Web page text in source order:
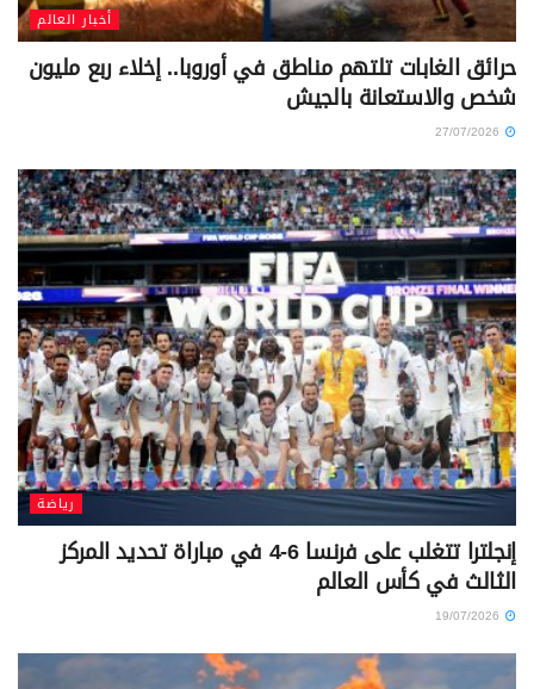
أخبار العالم
حرائق الغابات تلتهم مناطق في أوروبا.. إخلاء ربع مليون
شخص والاستعانة بالجيش
رياضة
إنجلترا تتغلب على فرنسا 6-4 في مباراة تحديد المركز
الثالث في كأس العالم